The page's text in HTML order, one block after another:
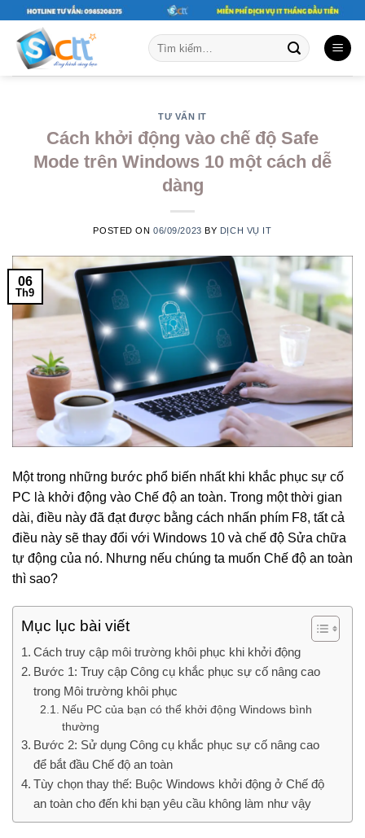
content
Tìm
kiếm:
TƯ VẤN IT
Cách khởi động vào chế độ Safe
Mode trên Windows 10 một cách dễ
dàng
POSTED ON06/09/2023 BY DỊCH VỤ IT
06
Th9
Một trong những bước phổ biến nhất khi khắc phục sự cố
PC là khởi động vào Chế độ an toàn. Trong một thời gian
dài, điều này đã đạt được bằng cách nhấn phím F8, tất cả
điều này sẽ thay đổi với Windows 10 và chế độ Sửa chữa
tự động của nó. Nhưng nếu chúng ta muốn Chế độ an toàn
thì sao?
Mục lục bài viết
Cách truy cập môi trường khôi phục khi khởi động
Bước 1: Truy cập Công cụ khắc phục sự cố nâng cao
trong Môi trường khôi phục
Nếu PC của bạn có thể khởi động Windows bình
thường
Bước 2: Sử dụng Công cụ khắc phục sự cố nâng cao
để bắt đầu Chế độ an toàn
Tùy chọn thay thế: Buộc Windows khởi động ở Chế độ
an toàn cho đến khi bạn yêu cầu không làm như vậy